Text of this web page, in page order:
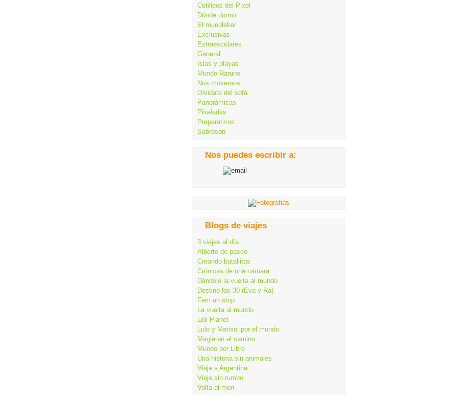
Cotilleos del Pixel
Dónde dormir
El mueblebar
Exclusivas
Extraescolares
General
Islas y playas
Mundo Raruno
Nos movemos
Olvidate del sofá
Panorámicas
Pixeladas
Preparativos
Sabrosón
Nos puedes escribir a:
Blogs de viajes
3 viajes al día
Alberto de paseo
Creando batallitas
Crónicas de una cámara
Dándole la vuelta al mundo
Destino los 30 (Eva y Ra)
Fem un stop
La vuelta al mundo
Loli Planet
Lulo y Marisol por el mundo
Magia en el camino
Mundo por Libre
Una historia sin animales
Viaje a Argentina
Viaje sin rumbo
Volta al mon